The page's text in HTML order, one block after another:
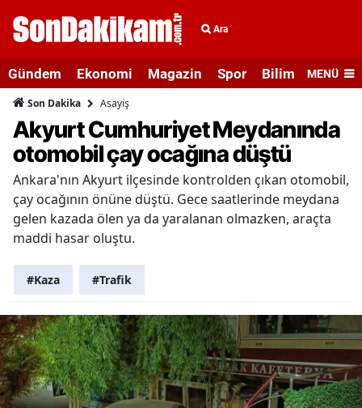
Ara
Gündem Ekonomi Magazin Spor Bilim veMENÜ
Son Dakika Asayiş
Akyurt Cumhuriyet Meydanında
otomobil çay ocağına düştü
Ankara'nın Akyurt ilçesinde kontrolden çıkan otomobil,
çay ocağının önüne düştü. Gece saatlerinde meydana
gelen kazada ölen ya da yaralanan olmazken, araçta
maddi hasar oluştu.
#Kaza #Trafik